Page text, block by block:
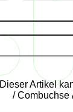
Dieser Artikel
/ Combuchse